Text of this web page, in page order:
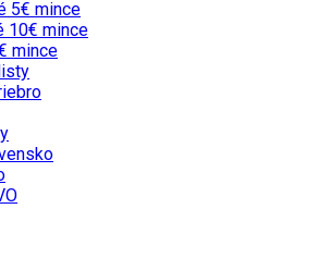
5€ mince
10€ mince
mince